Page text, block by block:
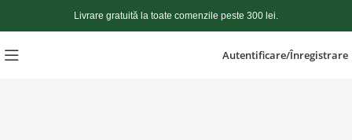
Livrare gratuită la toate comenzile peste 300 lei.
Autentificare/Înregistrare